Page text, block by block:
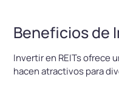
Beneficios de
Invertir en REITs ofrece
hacen atractivos para